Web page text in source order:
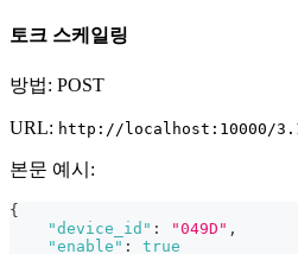
토크 스케일링
방법: POST
URL: http://localhost:10000/
본문 예시:
{
"device_id" : "049D" ,
"enable" :
true